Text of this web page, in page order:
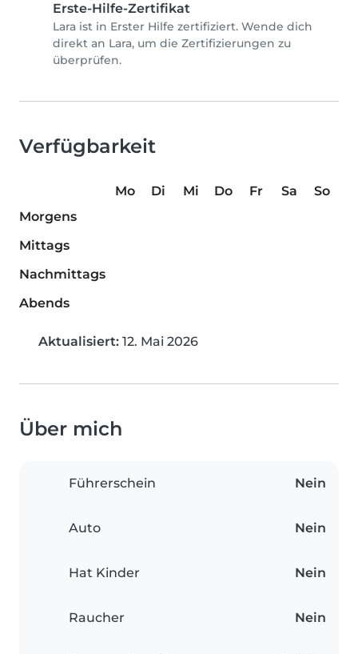
Erste-Hilfe-Zertifikat
Lara ist in Erster Hilfe zertifiziert. Wende dich
direkt an Lara, um die Zertifizierungen zu
überprüfen.
Verfügbarkeit
Mo Di Mi Do Fr Sa
So
Morgens
Mittags
Nachmittags
Abends
Aktualisiert: 12. Mai 2026
Über mich
Führerschein Nein
Auto Nein
Hat Kinder Nein
Raucher Nein